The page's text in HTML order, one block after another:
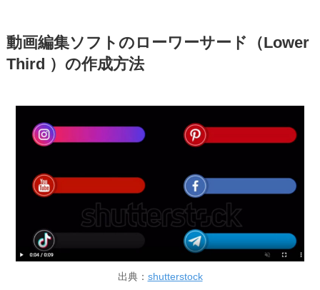
動画編集ソフトのローワーサード（Lower
Third ）の作成方法
出典： shutterstock